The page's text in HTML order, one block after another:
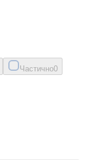
Частично0